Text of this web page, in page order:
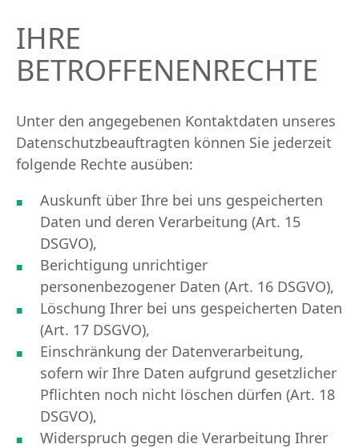
IHRE
BETROFFENENRECHTE
Unter den angegebenen Kontaktdaten unseres
Datenschutzbeauftragten können Sie jederzeit
folgende Rechte ausüben:
Auskunft über Ihre bei uns gespeicherten
Daten und deren Verarbeitung (Art. 15
DSGVO),
Berichtigung unrichtiger
personenbezogener Daten (Art. 16 DSGVO),
Löschung Ihrer bei uns gespeicherten Daten
(Art. 17 DSGVO),
Einschränkung der Datenverarbeitung,
sofern wir Ihre Daten aufgrund gesetzlicher
Pflichten noch nicht löschen dürfen (Art. 18
DSGVO),
Widerspruch gegen die Verarbeitung Ihrer